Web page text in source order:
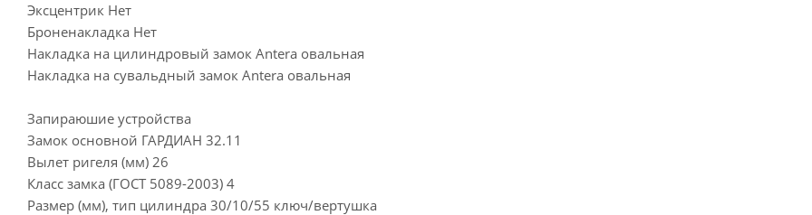
Эксцентрик Нет
Броненакладка Нет
Накладка на цилиндровый замок Antera овальная
Накладка на сувальдный замок Antera овальная
Запираюшие устройства
Замок основной ГАРДИАН 32.11
Вылет ригеля (мм) 26
Класс замка (ГОСТ 5089-2003) 4
Размер (мм), тип цилиндра 30/10/55 ключ/вертушка